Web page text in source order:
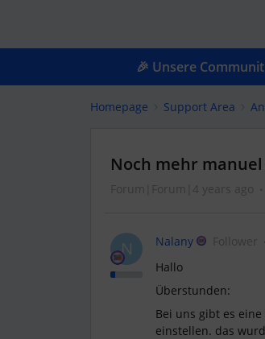
🎉 Unsere
Homepage Support Area
Noch mehr
Forum|Forum|4 years ago
N Nalany
Follower
Hallo
Überstunden:
Bei uns gibt es
einstellen. das